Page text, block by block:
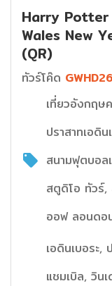
Harry Potter
Wales New
(QR)
ทัวร์โค๊ด
เที่ยวอังกฤษ
ปราสาทเอดิ
สนามฟุตบอล
สตูดิโอ ทัวร์,
ออฟ ลอนดอ
เอดินเบอระ,
แชมเบิล, วิน